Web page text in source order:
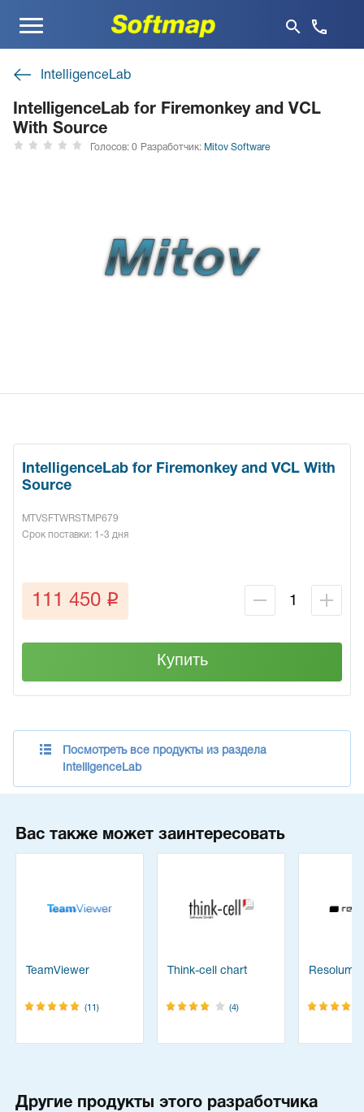
Меню
IntelligenceLab
IntelligenceLab for Firemonkey and VCL
With Source
Голосов: 0 Разработчик: Mitov Software
IntelligenceLab for Firemonkey and VCL With
Source
MTVSFTWRSTMP679
Срок поставки: 1-3 дня
111 450 q
Купить
Посмотреть все продукты из раздела
IntelligenceLab
Вас также может заинтересовать
TeamViewer
(11)
Think-cell chart
(4)
Resolume
Другие продукты этого разработчика